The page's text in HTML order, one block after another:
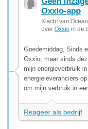
Oxxio-app
Klacht van
over Oxxio in de
Goedemiddag, Sinds
Oxxio, maar sinds
mijn energieverbruik
energieleveranciers
om mijn verbruik in
Reageer als bedrijf